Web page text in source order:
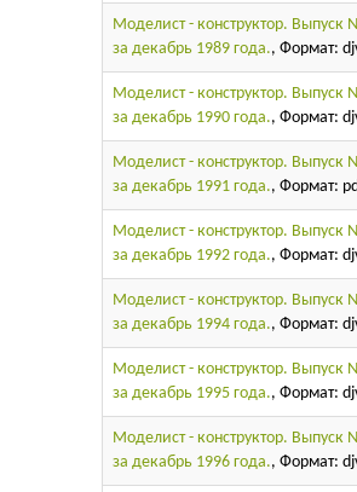
Моделист - конструктор. Выпуск
за декабрь 1989 года., Формат:
Моделист - конструктор. Выпуск
за декабрь 1990 года., Формат:
Моделист - конструктор. Выпуск
за декабрь 1991 года., Формат:
Моделист - конструктор. Выпуск
за декабрь 1992 года., Формат:
Моделист - конструктор. Выпуск
за декабрь 1994 года., Формат:
Моделист - конструктор. Выпуск
за декабрь 1995 года., Формат:
Моделист - конструктор. Выпуск
за декабрь 1996 года., Формат: